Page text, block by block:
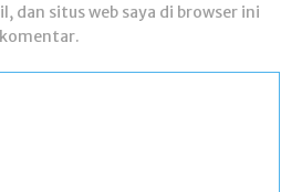
dan situs web saya di browser ini